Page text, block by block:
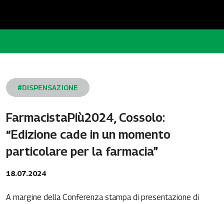
#DISPENSAZIONE
FarmacistaPiù2024, Cossolo:
“Edizione cade in un momento
particolare per la farmacia”
18.07.2024
A margine della Conferenza stampa di presentazione di